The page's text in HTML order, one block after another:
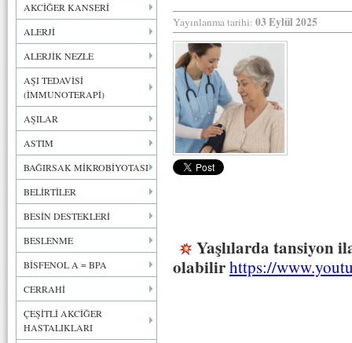
AKCİĞER KANSERİ
ALERJİ
ALERJİK NEZLE
AŞI TEDAVİSİ
(İMMUNOTERAPİ)
AŞILAR
ASTIM
BAĞIRSAK MİKROBİYOTASI
BELİRTİLER
BESİN DESTEKLERİ
BESLENME
BİSFENOL A = BPA
CERRAHİ
ÇEŞİTLİ AKCİĞER
HASTALIKLARI
Yayınlanma tarihi: 03 Eylül 2025
Yaşlılarda tansiyon
olabilirhttps://